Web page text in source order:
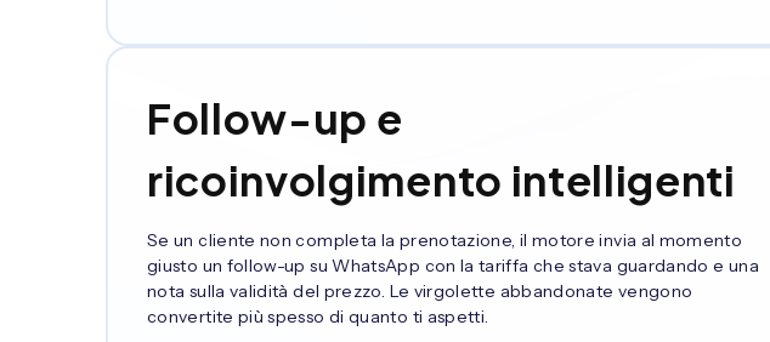
Follow-up e
ricoinvolgimento intelligenti
Se un cliente non completa la prenotazione, il motore invia al momento
giusto un follow-up su WhatsApp con la tariffa che stava guardando e una
nota sulla validità del prezzo. Le virgolette abbandonate vengono
convertite più spesso di quanto ti aspetti.